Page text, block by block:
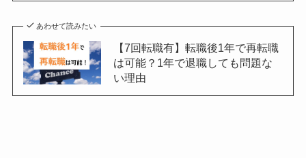
あわせて読みたい
【7回転職有】転職後1年で再転職
は可能？1年で退職しても問題な
い理由